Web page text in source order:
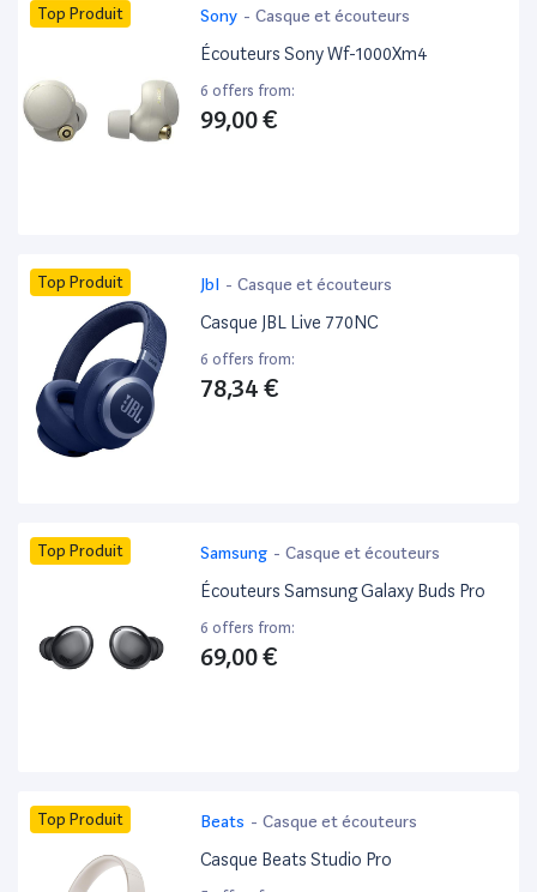
Top Produit Sony - Casque et écouteurs
Écouteurs Sony Wf-1000Xm4
6 offers from:
99,00 €
Top Produit Jbl - Casque et écouteurs
Casque JBL Live 770NC
6 offers from:
78,34 €
Top Produit Samsung - Casque et écouteurs
Écouteurs Samsung Galaxy Buds Pro
6 offers from:
69,00 €
Top Produit Beats - Casque et écouteurs
Casque Beats Studio Pro